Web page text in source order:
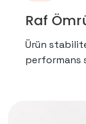
Raf
Ürün
performans